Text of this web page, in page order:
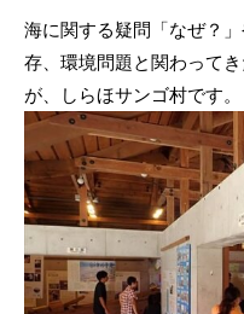
海に関する疑問「なぜ？
存、環境問題と関わって
が、しらほサンゴ村です。